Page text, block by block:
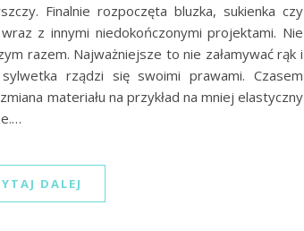
Finalnie rozpoczęta bluzka, sukienka czy
z innymi niedokończonymi projektami. Nie
razem. Najważniejsze to nie załamywać rąk i
rządzi się swoimi prawami. Czasem
materiału na przykład na mniej elastyczny
DALEJ